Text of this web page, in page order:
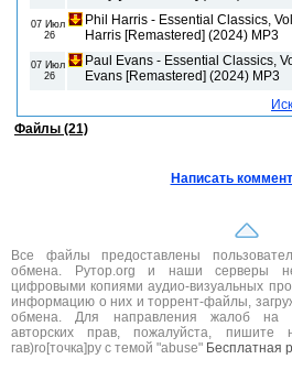
07 Июл
26
Phil Harris - Essential Classics,
Harris [Remastered] (2024) MP3
07 Июл
26
Paul Evans - Essential Classics,
Evans [Remastered] (2024) MP3
Файлы (21)
Написать
Все файлы предоставлены
обмена. Рутор.org и наши серверы не
цифровыми копиями аудио-визуальных
информацию о них и торрент-файлы,
обмена. Для направления жалоб на
авторских прав, пожалуйста, пишите
гав)ro[точка]ру с темой "abuse" Бесплатная